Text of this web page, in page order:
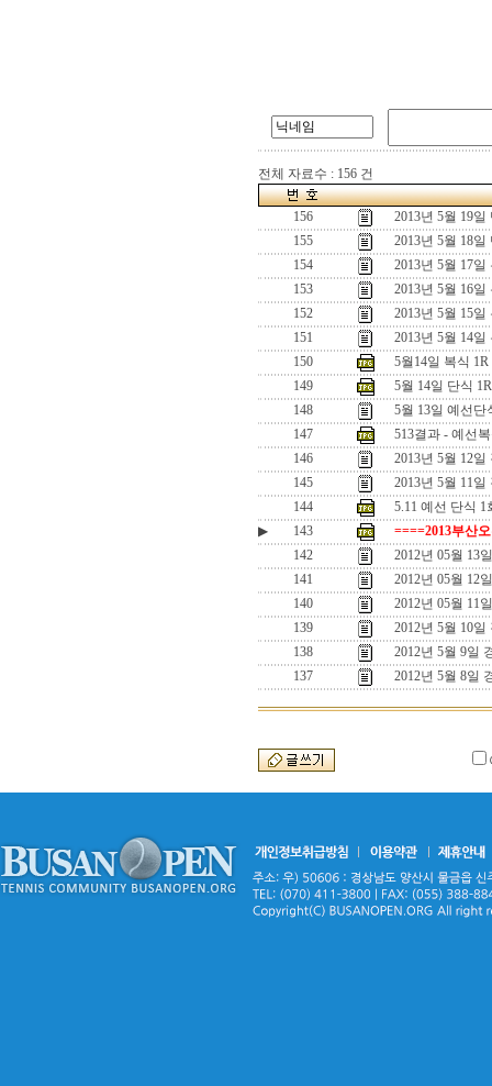
전체 자료수 : 156 건
156
2013년 5월 19
155
2013년 5월 18
154
2013년 5월 17
153
2013년 5월 16
152
2013년 5월 15
151
2013년 5월 14
150
5월14일 복식
149
5월 14일 단식
148
5월 13일 예선단
147
513결과 - 예선
146
2013년 5월 12
145
2013년 5월 11일
144
5.11 예선 단식 1
▶
143
====2013부산
142
2012년 05월 13
141
2012년 05월 12
140
2012년 05월 11
139
2012년 5월 10일
138
2012년 5월 9일
137
2012년 5월 8일